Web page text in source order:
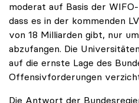
moderat auf Basis der
dass es in der kommenden
von 18 Milliarden gibt, nur
abzufangen. Die
auf die ernste Lage des
Offensivforderungen
Die Antwort der